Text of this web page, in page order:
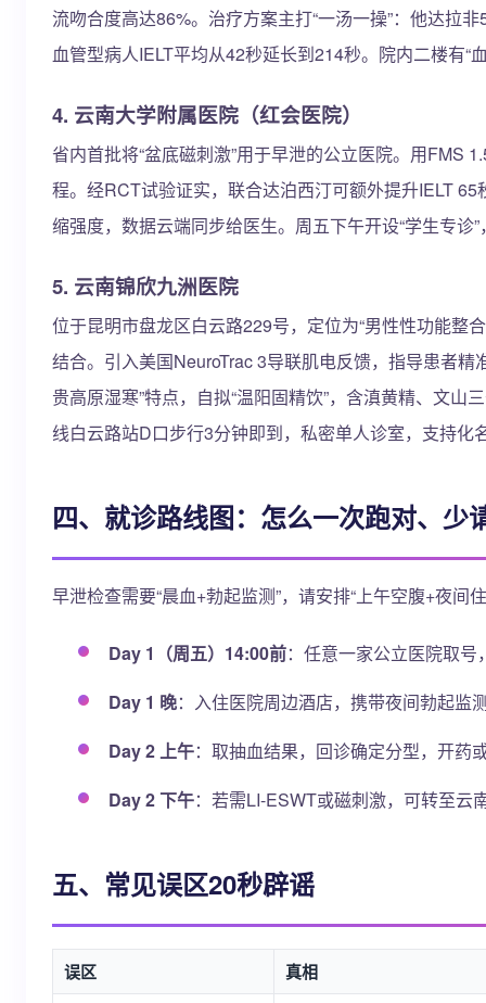
流吻合度高达86%。治疗方案主打“一汤一操”：他达拉
血管型病人IELT平均从42秒延长到214秒。院内二楼有
4. 云南大学附属医院（红会医院）
省内首批将“盆底磁刺激”用于早泄的公立医院。用FMS
程。经RCT试验证实，联合达泊西汀可额外提升IELT
缩强度，数据云端同步给医生。周五下午开设“学生专
5. 云南锦欣九洲医院
位于昆明市盘龙区白云路229号，定位为“男性性功能整
结合。引入美国NeuroTrac 3导联肌电反馈，指导患者
贵高原湿寒”特点，自拟“温阳固精饮”，含滇黄精、文
线白云路站D口步行3分钟即到，私密单人诊室，支持化
四、就诊路线图：怎么一次跑对、少
早泄检查需要“晨血+勃起监测”，请安排“上午空腹+夜间
Day 1（周五）14:00前：任意一家公立医院取
Day 1 晚：入住医院周边酒店，携带夜间勃起监
Day 2 上午：取抽血结果，回诊确定分型，开药
Day 2 下午：若需LI-ESWT或磁刺激，可转至云
五、常见误区20秒辟谣
误区 真相